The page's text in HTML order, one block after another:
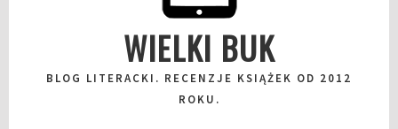
WIELKI BUK
BLOG LITERACKI. RECENZJE KSIĄŻEK OD 2012
ROKU.